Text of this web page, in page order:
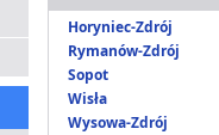
Horyniec-Zdrój
Rymanów-Zdrój
Sopot
Wisła
Wysowa-Zdrój